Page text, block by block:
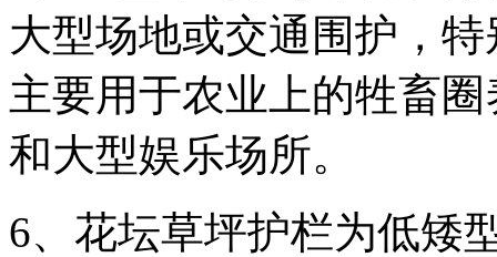
大型场地或交通围护，
主要用于农业上的牲畜
和大型娱乐场所。
6、花坛草坪护栏为低矮